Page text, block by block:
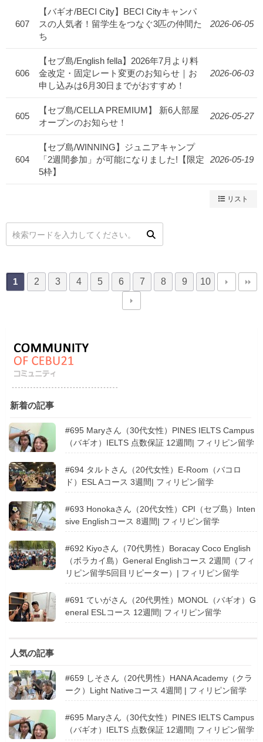
607
【バギオ/BECI City】BECI Cityキャンパ
スの人気者！留学生をつなぐ3匹の仲間た
ち
2026-06-05
606
【セブ島/English fella】2026年7月より料
金改定・固定レート変更のお知らせ｜お
申し込みは6月30日までがおすすめ！
2026-06-03
605
【セブ島/CELLA PREMIUM】 新6人部屋
オープンのお知らせ！
2026-05-27
604
【セブ島/WINNING】ジュニアキャンプ
「2週間参加」が可能になりました!【限定
5枠】
2026-05-19
リスト
1 2 3 4 5 6 7 8 9 10
新着の記事
#695 Maryさん（30代女性）PINES IELTS Campus
（バギオ）IELTS 点数保証 12週間| フィリピン留学
#694 タルトさん（20代女性）E-Room（バコロ
ド）ESL Aコース 3週間| フィリピン留学
#693 Honokaさん（20代女性）CPI（セブ島）Inten
sive Englishコース 8週間| フィリピン留学
#692 Kiyoさん（70代男性）Boracay Coco English
（ボラカイ島）General Englishコース 2週間（フィ
リピン留学5回目リピーター）| フィリピン留学
#691 ていがさん（20代男性）MONOL（バギオ）G
eneral ESLコース 12週間| フィリピン留学
人気の記事
#659 しそさん（20代男性）HANA Academy（クラ
ーク）Light Nativeコース 4週間 | フィリピン留学
#695 Maryさん（30代女性）PINES IELTS Campus
（バギオ）IELTS 点数保証 12週間| フィリピン留学